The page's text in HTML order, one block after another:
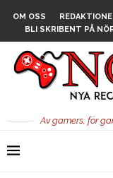
OM OSS
BLI SKRIBENT PÅ
Av gamers, för